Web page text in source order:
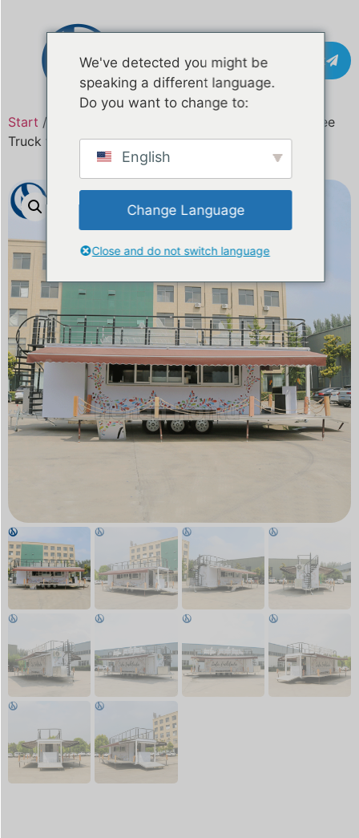
Kontakt
Start /
/ 26FT Custom Double Decker Coffee
Truck für Australien | Mobiler Kaffeeanhänger
We've detected you might be
speaking a different language.
Do you want to change to:
English
Change Language
Close and do not switch language